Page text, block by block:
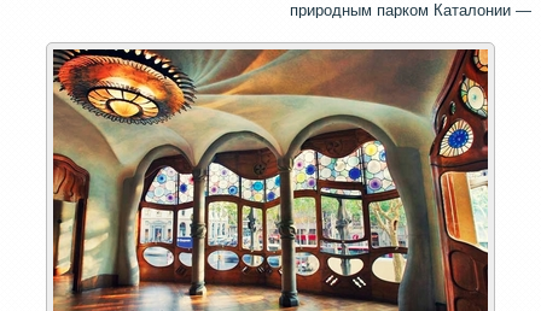
природным парком Каталонии —